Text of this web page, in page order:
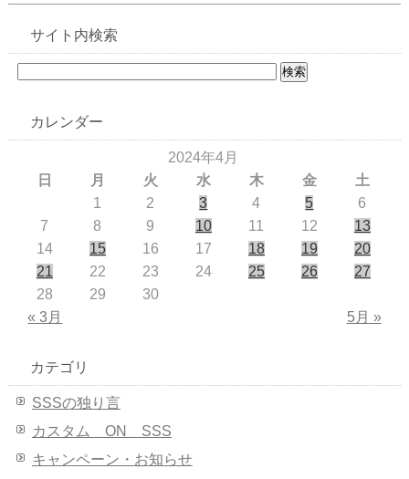
サイト内検索
カレンダー
2024年4月
日
月 火 水 木 金
土
1
2 3 4 5
6
7
8 9 10 11 12
13
14
15 16 17 18 19
20
21
22 23 24 25 26
27
28
29
30
« 3月
5月 »
カテゴリ
SSSの独り言
カスタム ON SSS
キャンペーン・お知らせ